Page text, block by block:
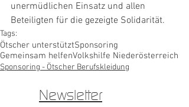
unermüdlichen Einsatz und allen
Beteiligten für die gezeigte Solidarität.
Tags:
Ötscher unterstütztSponsoring
Gemeinsam helfenVolkshilfe Niederösterreich
Sponsoring - Ötscher Berufskleidung
Newsletter